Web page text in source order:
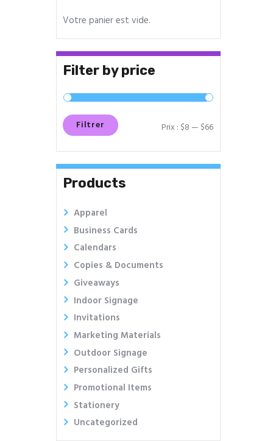
choisies
sur
la
page
produit
Votre panier est vide.
Filter by price
min
max
Filtrer Prix : $8— $66
Products
Apparel
Business Cards
Calendars
Copies & Documents
Giveaways
Indoor Signage
Invitations
Marketing Materials
Outdoor Signage
Personalized Gifts
Promotional Items
Stationery
Uncategorized